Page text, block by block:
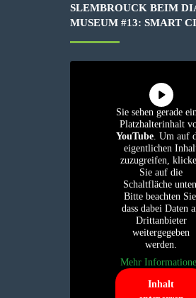
SLEMBROUCK BEIM
MUSEUM #13: SMART
Sie sehen gerade
Platzhalterinhalt
YouTube. Um auf
eigentlichen
zuzugreifen,
Sie auf die
Schaltfläche unten.
Bitte beachten Sie,
dass dabei Daten
Drittanbieter
weitergegeben
werden.
Mehr
Inhalt